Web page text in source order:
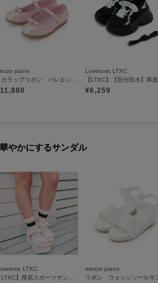
piano
スカラップリボン バレエシューズ
11,880
Lovetoxic LTXC
¥6,259
やかにするサンダル
LTXC
mezzo piano